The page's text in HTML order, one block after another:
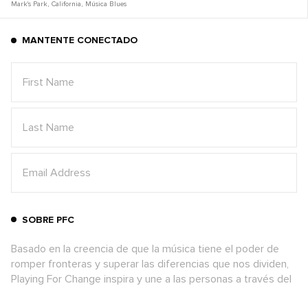
Mark's Park , California , Música Blues
MANTENTE CONECTADO
SOBRE PFC
Basado en la creencia de que la música tiene el poder de
romper fronteras y superar las diferencias que nos dividen,
Playing For Change inspira y une a las personas a través del